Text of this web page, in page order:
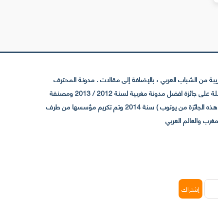
الشباب العربي ، بالإضافة إلى مقالات . مدونة المحترف
تأسست سنة 2009 حيث تستقطب الآن عدد كبير من الزوار من كافة ربوع الوطن العربي ، حيث ان مقرها الرئيسي بالمغرب و مديرها امين رغيب ،حاصلة على جائزة افضل مدونة مغربية لسنة 2012 / 2013 ومصنفة
ضمن افضل 10 مدونات عربية حسب المركز الدولي للصحفيين ICFJ سنة 2013 وحاصلة على الجائزة الفضية من يوتوب (اول قناة مغربية تحصل على هذه الجائزة من يوتوب ) سنة 2014 وتم تكريم مؤسسها من طرف